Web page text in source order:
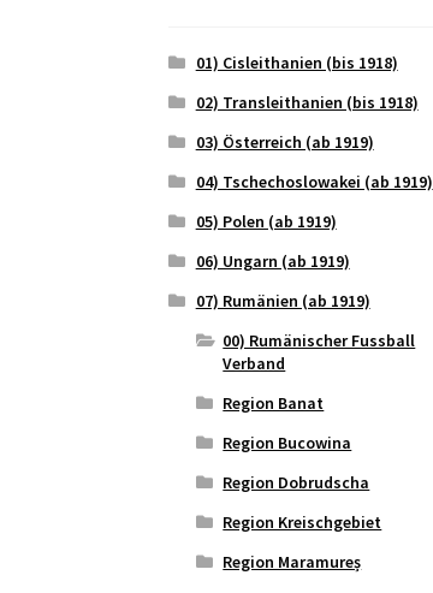
01) Cisleithanien (bis 1918)
02) Transleithanien (bis 1918)
03) Österreich (ab 1919)
04) Tschechoslowakei (ab 1919)
05) Polen (ab 1919)
06) Ungarn (ab 1919)
07) Rumänien (ab 1919)
00) Rumänischer Fussball
Verband
Region Banat
Region Bucowina
Region Dobrudscha
Region Kreischgebiet
Region Maramureș